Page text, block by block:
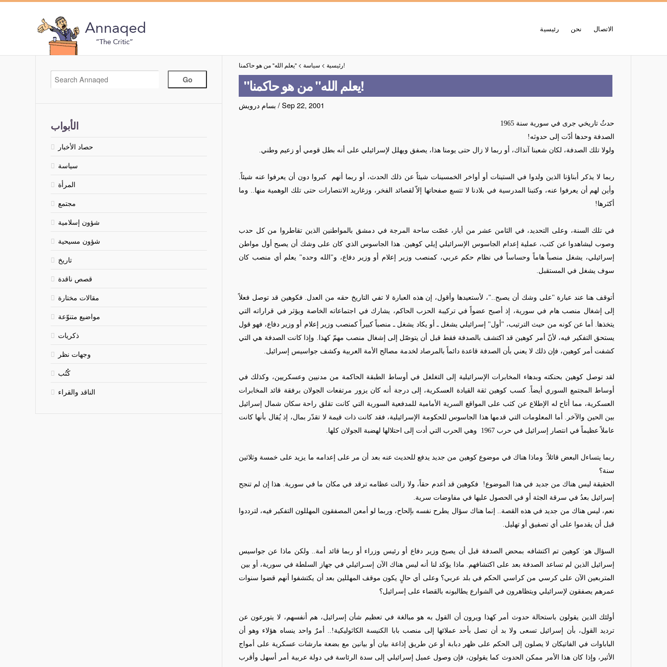
رئيسية نحن الاتصال
الأبواب
حصاد الأخبار
سياسة
المرأة
مجتمع
شؤون إسلامية
شؤون مسيحية
تاريخ
قصص ناقدة
مقالات مختارة
مواضيع متنوّعة
ذكريات
وجهات نظر
كُتُب
الناقد والقراء
رئيسية > سياسة > "يعلم الله" من هو حاكمنا!
"يعلم الله" من هو حاكمنا!
بسام درويش /Sep 22, 2001
حدثٌ تاريخي جرى في سورية سنة 1965
الصدفة وحدها أدّت إلى حدوثه!
ولولا تلك الصدفة، لكان شعبنا آنذاك، أو ربما لا زال حتى يومنا هذا، يصفق ويهلل لإسرائيلي على أنه بطل قومي أو زعيم وطني.
ربما لا يذكر أبناؤنا الذين ولدوا في الستينات أو أواخر الخمسينات شيئاً عن ذلك الحدث، أو ربما أنهم
كبروا دون أن يعرفوا عنه شيئاً.
وأين لهم أن يعرفوا عنه، وكتبنا المدرسية في بلادنا لا تتسع صفحاتها إلاّ لقصائد الفخر، وزغاريد الانتصارات حتى تلك الوهمية منها.. وما
أكثرها!
في تلك السنة، وعلى التحديد، في الثامن عشر من أيار، غصّت ساحة المرجة في دمشق بالمواطنين الذين تقاطروا من كل حدب
وصوب ليشاهدوا عن كثب، عملية إعدام الجاسوس الإسرائيلي إيلي كوهين. هذا الجاسوس الذي كان على وشك أن يصبح أول مواطن
إسرائيلي، يشغل منصباً هاماً وحساساً في نظام حكم عربي، كمنصب وزير إعلام أو وزير دفاع، و"الله وحده" يعلم أي منصب كان
سوف يشغل في المستقبل.
أتوقف هنا عند عبارة "على وشك أن يصبح.."، لأستعيدها وأقول، إن هذه العبارة لا تفي التاريخ حقه من العدل. فكوهين قد توصل فعلاً
إلى إشغال منصب هام في سورية، إذ أصبح عضواً في تركيبة الحزب الحاكم، يشارك في اجتماعاته الخاصة ويؤثر في قراراته التي
يتخذها. أما عن كونه من حيث الترتيب، "أول" إسرائيلي يشغل ـ أو يكاد يشغل ـمنصباً كبيراً كمنصب وزير إعلام أو وزير دفاع، فهو قول
يستحق التفكير فيه، لأنّ أمر كوهين قد اكتشف بالصدفة فقط قبل أن يتوصّل إلى إشغال منصب مهمّ كهذا. وإذا كانت الصدفة هي التي
كشفت أمر كوهين، فإن ذلك لا يعني بأن الصدفة قاعدة دائماً بالمرصاد لخدمة مصالح الأمة العربية وكشف جواسيس إسرائيل.
لقد توصل كوهين بحنكته وبدهاء المخابرات الإسرائيلية إلى التغلغل في أوساط الطبقة الحاكمة من مدنيين وعسكريين، وكذلك في
أوساط المجتمع السوري أيضاً. كسب كوهين ثقة القيادة العسكرية، إلى درجة أنه كان يزور مرتفعات الجولان برفقة قائد المخابرات
العسكرية، مما أتاح له الإطلاع عن كثب على المواقع السرية الأمامية للمدفعية السورية التي كانت تقلق راحة سكان شمال إسرائيل
بين الحين والآخر. أما المعلومات التي قدمها هذا الجاسوس للحكومة الإسرائيلية، فقد كانت ذات قيمة لا تقدّر بمال، إذ يُقال بأنها كانت
عاملاً عظيماً في انتصار إسرائيل في حرب 1967
وهي الحرب التي أدت إلى احتلالها لهضبة الجولان كلها.
ربما يتساءل البعض قائلاً: وماذا هناك في موضوع كوهين من جديد يدفع للحديث عنه بعد أن مر على إعدامه ما يزيد على خمسة وثلاثين
سنة؟
الحقيقة ليس هناك من جديد في هذا الموضوع!
فكوهين قد أعدم حقاً، ولا زالت عظامه ترقد في مكان ما في سورية. هذا إن لم تنجح
إسرائيل بعدُ في سرقة الجثة أو في الحصول عليها في مفاوضات سرية.
نعم، ليس هناك من جديد في هذه القصة.. إنما هناك سؤال يطرح نفسه بإلحاح، وربما لو أمعن المصفقون المهللون التفكير فيه، لترددوا
قبل أن يقدموا على أي تصفيق أو تهليل.
السؤال هو: كوهين تم اكتشافه بمحض الصدفة قبل أن يصبح وزير دفاع أو رئيس وزراء أو ربما قائد أمة.. ولكن ماذا عن جواسيس
إسرائيل الذين لم تساعد الصدفة بعد على اكتشافهم. ماذا يؤكد لنا أنه ليس هناك الآن إسـرائيلي في جهاز السلطة في سورية، أو بين
المتربعين الآن على كرسي من كراسي الحكم في بلد عربي؟ وعلى أي حالٍ يكون موقف المهللين بعد أن يكتشفوا أنهم قضوا سنوات
عمرهم يصفقون لإسرائيلي ويتظاهرون في الشوارع يطالبونه بالقضاء على إسرائيل؟
أولئك الذين يقولون باستحالة حدوث أمر كهذا ويرون أن القول به هو مبالغة في تعظيم شأن إسرائيل، هم أنفسهم، لا يتورعون عن
ترديد القول، بأن إسرائيل تسعى ولا بد أن تصل بأحد عملائها إلى منصب بابا الكنيسة الكاثوليكية!.. أمرٌ واحد ينساه هؤلاء وهو أن
الباباوات في الفاتيكان لا يصلون إلى الحكم على ظهر دبابة أو عن طريق إذاعة بيان أو بيانين مع بضعة مارشات عسكرية على أمواج
الأثير، وإذا كان هذا الأمر ممكن الحدوث كما يقولون، فإن وصول عميل إسرائيلي إلى سدة الرئاسة في دولة عربية أمر أسهل وأقرب